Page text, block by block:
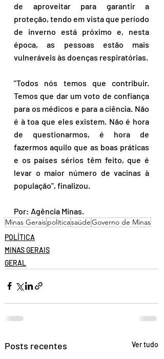
de aproveitar para garantir a
proteção, tendo em vista que período
de inverno está próximo e, nesta
época, as pessoas estão mais
vulneráveis às doenças respiratórias.
"Todos nós temos que contribuir.
Temos que dar um voto de confiança
para os médicos e para a ciência. Não
é à toa que eles existem. Não é hora
de questionarmos, é hora de
fazermos aquilo que as boas práticas
e os países sérios têm feito, que é
levar o maior número de vacinas à
população", finalizou.
Por: Agência Minas.
Minas GeraispolíticasaúdeGoverno de Minas
POLÍTICA
MINAS GERAIS
GERAL
Posts recentes Ver tudo